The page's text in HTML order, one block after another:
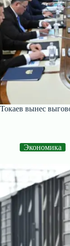
Токаев вынес
Экономика